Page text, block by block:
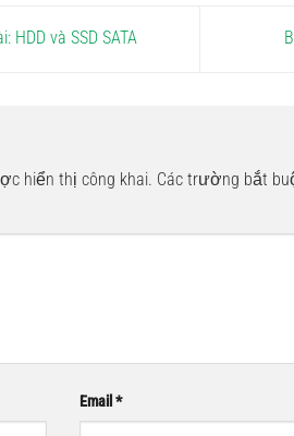
HDD và SSD SATA
hiển thị công khai. Các trường bắt
Email *